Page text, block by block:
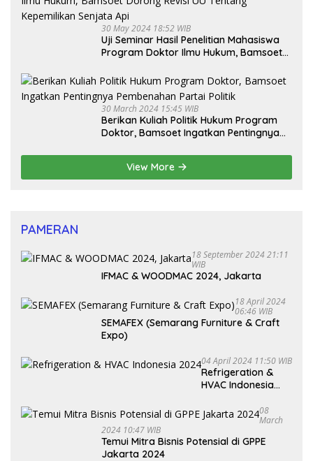
30 May 2024 18:52 WIB
Uji Seminar Hasil Penelitian Mahasiswa
Program Doktor Ilmu Hukum, Bamsoet
Senjata Api
30 March 2024 15:45 WIB
Berikan Kuliah Politik Hukum Program
Doktor, Bamsoet Ingatkan Pentingnya
View More
PAMERAN
18 September 2024 21:11
WIB
IFMAC & WOODMAC 2024, Jakarta
18 April 2024
06:46 WIB
SEMAFEX (Semarang Furniture & Craft
Expo)
04 April 2024 11:50 WIB
Refrigeration &
HVAC Indonesia
08
March
2024 10:47 WIB
Temui Mitra Bisnis Potensial di GPPE
Jakarta 2024